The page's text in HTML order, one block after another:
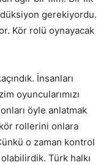
gerekiyordu.
Kör rolü oynayacak
İnsanları
oyuncularımızı
öyle anlatmak
rollerini onlara
o zaman kontrol
Türk halkı